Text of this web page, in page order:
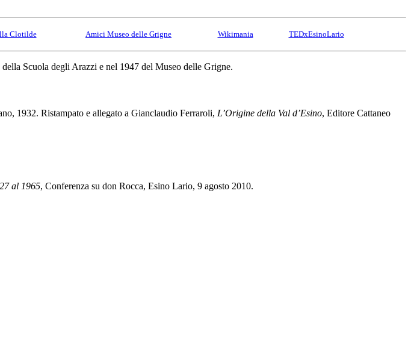
Clotilde Amici Museo delle Grigne Wikimania TEDxEsinoLario
Scuola degli Arazzi e nel 1947 del Museo delle Grigne.
1932. Ristampato e allegato a Gianclaudio Ferraroli, L’Origine della Val d’Esino, Editore Cattaneo
al 1965, Conferenza su don Rocca, Esino Lario, 9 agosto 2010.